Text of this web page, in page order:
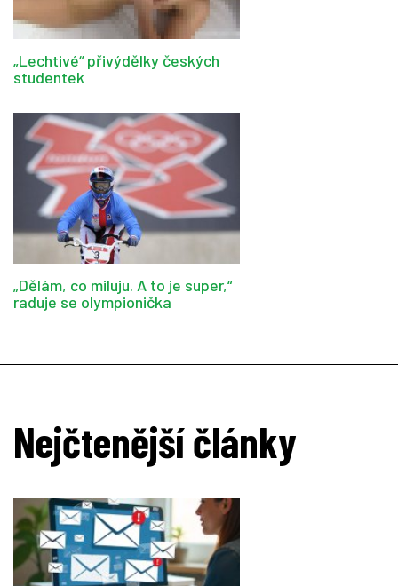
„Lechtivé“ přivýdělky českých
studentek
„Dělám, co miluju. A to je super,“
raduje se olympionička
Nejčtenější články